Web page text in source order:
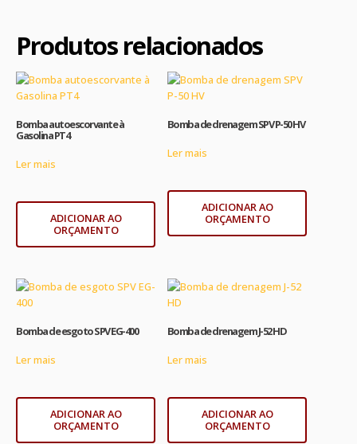
Produtos relacionados
Bomba autoescorvante à
Gasolina PT4
Ler mais
ADICIONAR AO
ORÇAMENTO
Bomba de drenagem SPV P-50 HV
Ler mais
ADICIONAR AO
ORÇAMENTO
Bomba de esgoto SPV EG-400
Ler mais
ADICIONAR AO
ORÇAMENTO
Bomba de drenagem J-52 HD
Ler mais
ADICIONAR AO
ORÇAMENTO